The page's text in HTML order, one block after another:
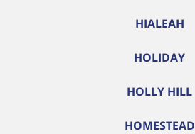
HIALEAH
HOLIDAY
HOLLY HILL
HOMESTEAD